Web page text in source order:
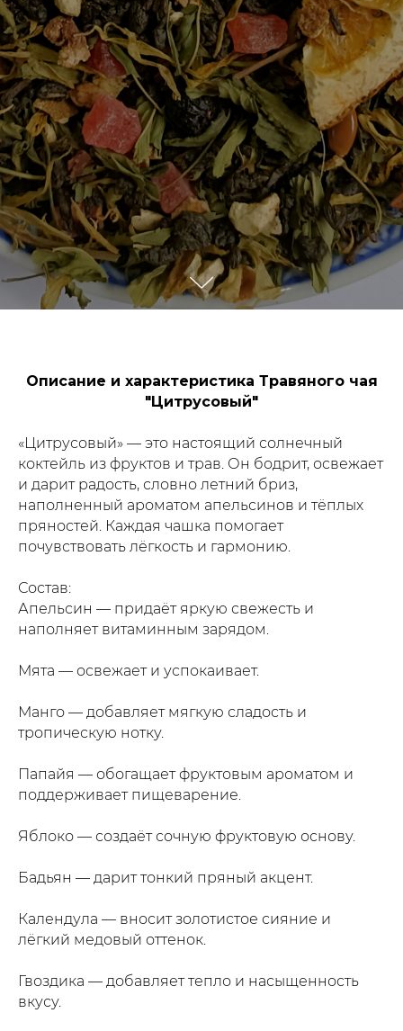
Описание и характеристика Травяного чая
"Цитрусовый"
«Цитрусовый» — это настоящий солнечный
коктейль из фруктов и трав. Он бодрит, освежает
и дарит радость, словно летний бриз,
наполненный ароматом апельсинов и тёплых
пряностей. Каждая чашка помогает
почувствовать лёгкость и гармонию.
Состав:
Апельсин — придаёт яркую свежесть и
наполняет витаминным зарядом.
Мята — освежает и успокаивает.
Манго — добавляет мягкую сладость и
тропическую нотку.
Папайя — обогащает фруктовым ароматом и
поддерживает пищеварение.
Яблоко — создаёт сочную фруктовую основу.
Бадьян — дарит тонкий пряный акцент.
Календула — вносит золотистое сияние и
лёгкий медовый оттенок.
Гвоздика — добавляет тепло и насыщенность
вкусу.